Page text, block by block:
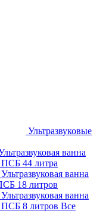
Ультразвуковые
ванна
ПСБ 44 литра
Ультразвуковая ванна
18 литров
Ультразвуковая ванна
ПСБ 8 литров Все